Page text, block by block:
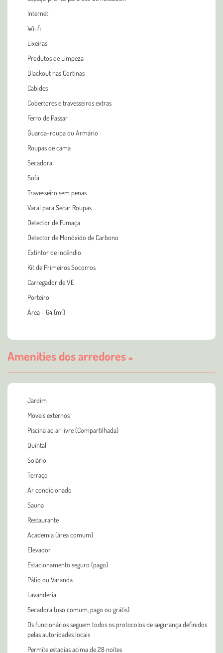
Internet
Wi-fi
Lixeiras
Produtos de Limpeza
Blackout nas Cortinas
Cabides
Cobertores e travesseiros extras
Ferro de Passar
Guarda-roupa ou Armário
Roupas de cama
Secadora
Sofá
Travesseiro sem penas
Varal para Secar Roupas
Detector de Fumaça
Detector de Monóxido de Carbono
Extintor de incêndio
Kit de Primeiros Socorros
Carregador de VE
Porteiro
Área - 64 (m²)
Amenities dos arredores
Jardim
Moveis externos
Piscina ao ar livre (Compartilhada)
Quintal
Solário
Terraço
Ar condicionado
Sauna
Restaurante
Academia (área comum)
Elevador
Estacionamento seguro (pago)
Pátio ou Varanda
Lavanderia
Secadora (uso comum, pago ou grátis)
Os funcionários seguem todos os protocolos de segurança definidos
pelas autoridades locais
Permite estadias acima de 28 noites